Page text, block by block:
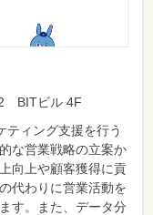
BITビル 4F
ティング支援を行う
な営業戦略の立案か
向上や顧客獲得に貢
代わりに営業活動を
す。また、データ分